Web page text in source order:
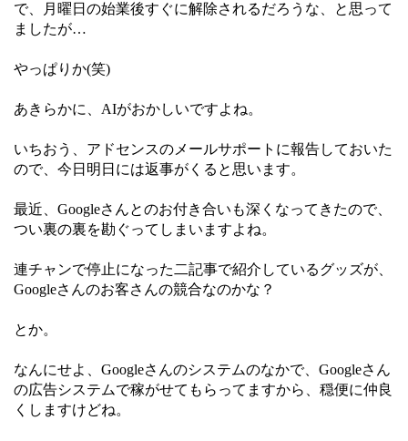
で、月曜日の始業後すぐに解除されるだろうな、と思って
ましたが…
やっぱりか(笑)
あきらかに、AIがおかしいですよね。
いちおう、アドセンスのメールサポートに報告しておいた
ので、今日明日には返事がくると思います。
最近、Googleさんとのお付き合いも深くなってきたので、
つい裏の裏を勘ぐってしまいますよね。
連チャンで停止になった二記事で紹介しているグッズが、
Googleさんのお客さんの競合なのかな？
とか。
なんにせよ、Googleさんのシステムのなかで、Googleさん
の広告システムで稼がせてもらってますから、穏便に仲良
くしますけどね。